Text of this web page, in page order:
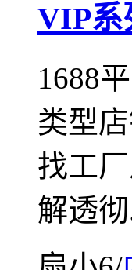
VIP系
1688
类型
找工
解透